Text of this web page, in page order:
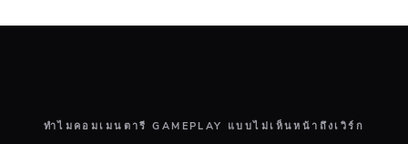
ทำไมคอมเมนตารี GAMEPLAY แบบไม่เห็นหน้าถึงเวิร์ก